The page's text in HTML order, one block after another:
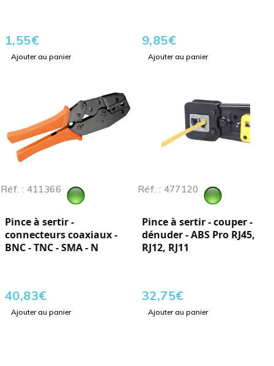
1,55€
Ajouter au panier
9,85€
Ajouter au panier
Réf. : 411366
Pince à sertir -
connecteurs coaxiaux -
BNC - TNC - SMA - N
40,83€
Ajouter au panier
Réf. : 477120
Pince à sertir - couper -
dénuder - ABS Pro RJ45,
RJ12, RJ11
32,75€
Ajouter au panier